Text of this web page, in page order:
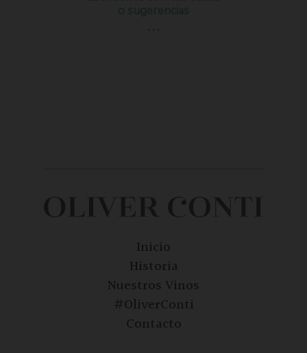
Inicio
Historia
Nuestros Vinos
#OliverConti
Contacto